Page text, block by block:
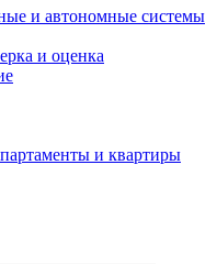
и автономные системы
и оценка
и квартиры